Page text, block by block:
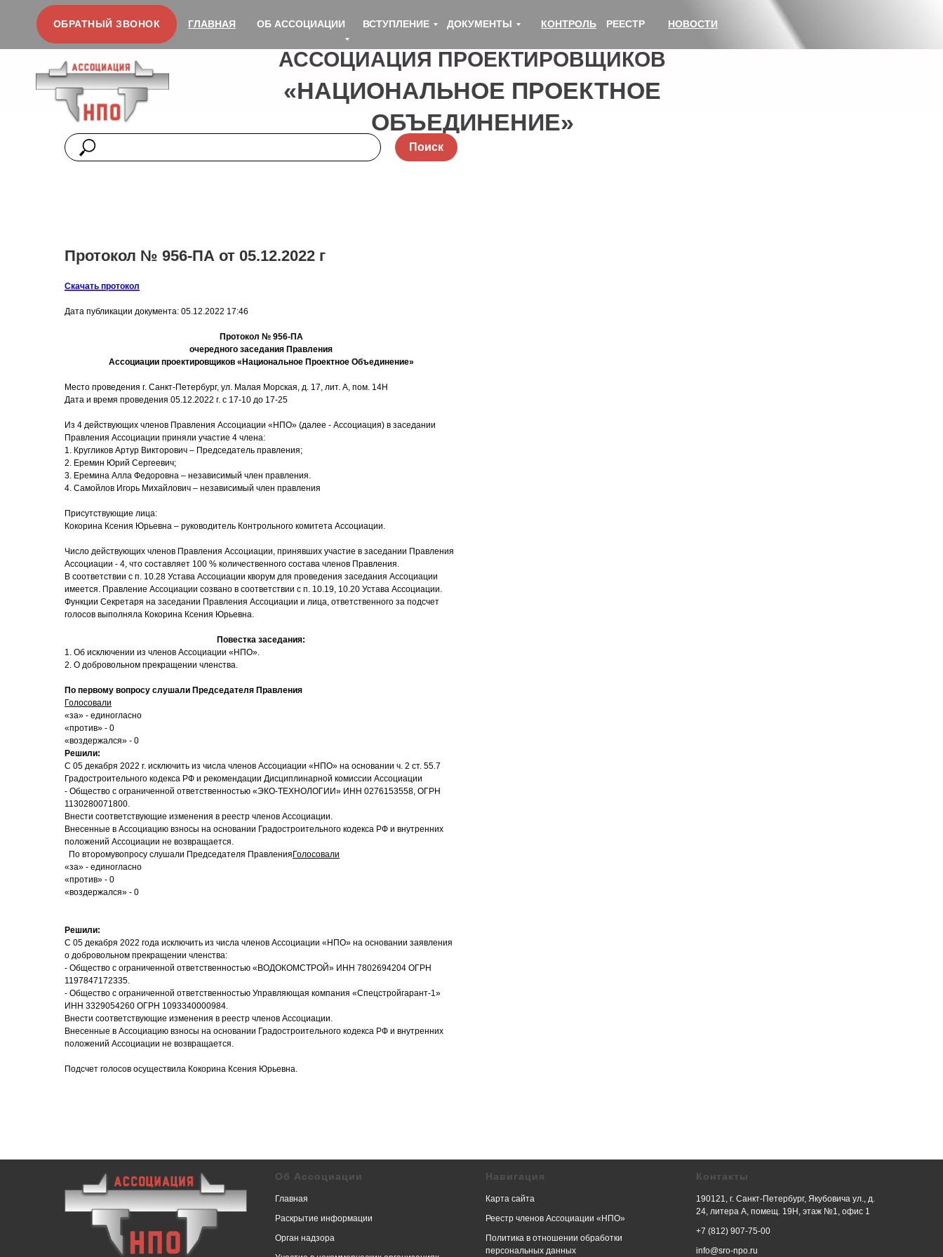
ОБ АССОЦИАЦИИ ДОКУМЕНТЫ
ВСТУПЛЕНИЕ КОНТРОЛЬ
ГЛАВНАЯ РЕЕСТР НОВОСТИ
ОБРАТНЫЙ ЗВОНОК
АССОЦИАЦИЯ ПРОЕКТИРОВЩИКОВ
«НАЦИОНАЛЬНОЕ ПРОЕКТНОЕ
ОБЪЕДИНЕНИЕ»
Поиск
Протокол № 956-ПА от 05.12.2022 г
Скачать протокол
Дата публикации документа: 05.12.2022 17:46
Протокол № 956-ПА
очередного заседания Правления
Ассоциации проектировщиков «Национальное Проектное Объединение»
Место проведения г. Санкт-Петербург, ул. Малая Морская, д. 17, лит. А, пом. 14Н
Дата и время проведения 05.12.2022 г. с 17-10 до 17-25
Из 4 действующих членов Правления Ассоциации «НПО» (далее - Ассоциация) в заседании
Правления Ассоциации приняли участие 4 члена:
1. Кругликов Артур Викторович – Председатель правления;
2. Еремин Юрий Сергеевич;
3. Еремина Алла Федоровна – независимый член правления.
4. Самойлов Игорь Михайлович – независимый член правления
Присутствующие лица:
Кокорина Ксения Юрьевна – руководитель Контрольного комитета Ассоциации.
Число действующих членов Правления Ассоциации, принявших участие в заседании Правления
Ассоциации - 4, что составляет 100 % количественного состава членов Правления.
В соответствии с п. 10.28 Устава Ассоциации кворум для проведения заседания Ассоциации
имеется. Правление Ассоциации созвано в соответствии с п. 10.19, 10.20 Устава Ассоциации.
Функции Секретаря на заседании Правления Ассоциации и лица, ответственного за подсчет
голосов выполняла Кокорина Ксения Юрьевна.
Повестка заседания:
1. Об исключении из членов Ассоциации «НПО».
2. О добровольном прекращении членства.
По первому вопросу слушали Председателя Правления
Голосовали
«за» - единогласно
«против» - 0
«воздержался» - 0
Решили:
С 05 декабря 2022 г. исключить из числа членов Ассоциации «НПО» на основании ч. 2 ст. 55.7
Градостроительного кодекса РФ и рекомендации Дисциплинарной комиссии Ассоциации
- Общество с ограниченной ответственностью «ЭКО-ТЕХНОЛОГИИ» ИНН 0276153558, ОГРН
1130280071800.
Внести соответствующие изменения в реестр членов Ассоциации.
Внесенные в Ассоциацию взносы на основании Градостроительного кодекса РФ и внутренних
положений Ассоциации не возвращается.
По второмувопросу слушали Председателя Правления Голосовали
«за» - единогласно
«против» - 0
«воздержался» - 0
Решили:
С 05 декабря 2022 года исключить из числа членов Ассоциации «НПО» на основании заявления
о добровольном прекращении членства:
- Общество с ограниченной ответственностью «ВОДОКОМСТРОЙ» ИНН 7802694204 ОГРН
1197847172335.
- Общество с ограниченной ответственностью Управляющая компания «Спецстройгарант-1»
ИНН 3329054260 ОГРН 1093340000984.
Внести соответствующие изменения в реестр членов Ассоциации.
Внесенные в Ассоциацию взносы на основании Градостроительного кодекса РФ и внутренних
положений Ассоциации не возвращается.
Подсчет голосов осуществила Кокорина Ксения Юрьевна.
Об Ассоциации
Главная
Раскрытие информации
Орган надзора
Навигация
Карта сайта
Реестр членов Ассоциации «НПО»
Политика в отношении обработки
персональных данных
Контакты
190121, г. Санкт-Петербург, Якубовича ул., д.
24, литера А, помещ. 19Н, этаж №1, офис 1
+7 (812) 907-75-00
info@sro-npo.ru